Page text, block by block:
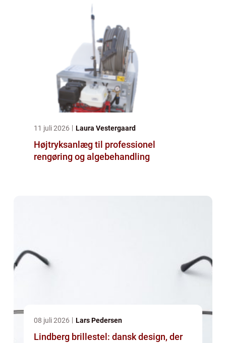
11 juli 2026 Laura Vestergaard
Højtryksanlæg til professionel
rengøring og algebehandling
08 juli 2026 Lars Pedersen
Lindberg brillestel: dansk design, der